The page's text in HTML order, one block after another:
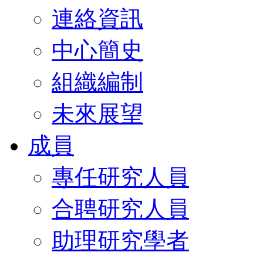
連絡資訊
中心簡史
組織編制
未來展望
成員
專任研究人員
合聘研究人員
助理研究學者